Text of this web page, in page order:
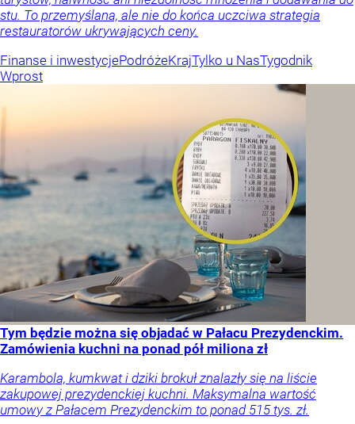
stu. To przemyślana, ale nie do końca uczciwa strategia
restauratorów ukrywających ceny.
Finanse i inwestycjePodróżeKrajTylko u NasTygodnik
Wprost
Tym będzie można się objadać w Pałacu Prezydenckim.
Zamówienia kuchni na ponad pół miliona zł
Karambola, kumkwat i dziki brokuł znalazły się na liście
zakupowej prezydenckiej kuchni. Maksymalna wartość
umowy z Pałacem Prezydenckim to ponad 515 tys. zł.